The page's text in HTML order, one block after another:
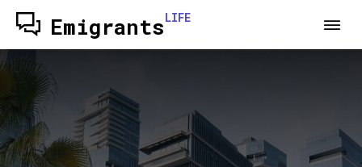
EmigrantsLIFE